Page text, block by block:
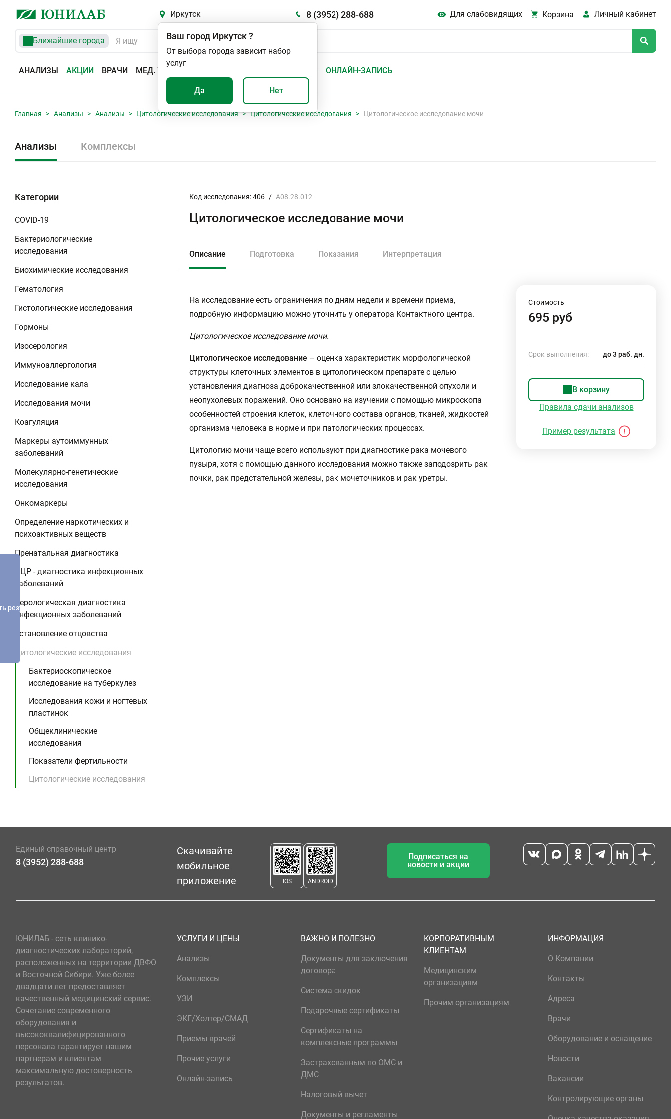
Иркутск 8 (3952) 288-688 Для слабовидящих Корзина Личный кабинет
Ближайшие города
АНАЛИЗЫ АКЦИИ ВРАЧИ МЕД. УСЛУГИ ОНЛАЙН-ЗАПИСЬ
Ваш город Иркутск?
От выбора города зависит набор
услуг
Да Нет
Главная Анализы Анализы Цитологические исследования Цитологические исследования Цитологическое исследование мочи
Анализы Комплексы
Категории
COVID-19
Бактериологические
исследования
Биохимические исследования
Гематология
Гистологические исследования
Гормоны
Изосерология
Иммуноаллергология
Исследование кала
Исследования мочи
Коагуляция
Маркеры аутоиммунных
заболеваний
Молекулярно-генетические
исследования
Онкомаркеры
Определение наркотических и
психоактивных веществ
Пренатальная диагностика
ПЦР - диагностика инфекционных
заболеваний
Серологическая диагностика
инфекционных заболеваний
Установление отцовства
Цитологические исследования
Бактериоскопическое
исследование на туберкулез
Исследования кожи и ногтевых
пластинок
Общеклинические
исследования
Показатели фертильности
Цитологические исследования
Код исследования: 406 / A08.28.012
Цитологическое исследование мочи
Описание Подготовка Показания Интерпретация
На исследование есть ограничения по дням недели и времени приема,
подробную информацию можно уточнить у оператора Контактного центра.
Цитологическое исследование мочи.
Цитологическое исследование – оценка характеристик морфологической
структуры клеточных элементов в цитологическом препарате с целью
установления диагноза доброкачественной или злокачественной опухоли и
неопухолевых поражений. Оно основано на изучении с помощью микроскопа
особенностей строения клеток, клеточного состава органов, тканей, жидкостей
организма человека в норме и при патологических процессах.
Цитологию мочи чаще всего используют при диагностике рака мочевого
пузыря, хотя с помощью данного исследования можно также заподозрить рак
почки, рак предстательной железы, рак мочеточников и рак уретры.
Стоимость
695 руб
Срок выполнения: до 3 раб. дн.
В корзину
Правила сдачи анализов
Пример результата
результатов
Единый справочный центр
8 (3952) 288-688
Скачивайте
мобильное
приложение
IOS ANDROID
Подписаться на
новости и акции
ЮНИЛАБ - сеть клинико-
диагностических лабораторий,
расположенных на территории ДВФО
и Восточной Сибири. Уже более
двадцати лет предоставляет
качественный медицинский сервис.
Сочетание современного
оборудования и
высококвалифицированного
персонала гарантирует нашим
партнерам и клиентам
максимальную достоверность
результатов.
УСЛУГИ И ЦЕНЫ
Анализы
Комплексы
УЗИ
ЭКГ/Холтер/СМАД
Приемы врачей
Прочие услуги
Онлайн-запись
ВАЖНО И ПОЛЕЗНО
Документы для заключения
договора
Система скидок
Подарочные сертификаты
Сертификаты на
комплексные программы
Застрахованным по ОМС и
ДМС
Налоговый вычет
Документы и регламенты
КОРПОРАТИВНЫМ
КЛИЕНТАМ
Медицинским
организациям
Прочим организациям
ИНФОРМАЦИЯ
О Компании
Контакты
Адреса
Врачи
Оборудование и оснащение
Новости
Вакансии
Контролирующие органы